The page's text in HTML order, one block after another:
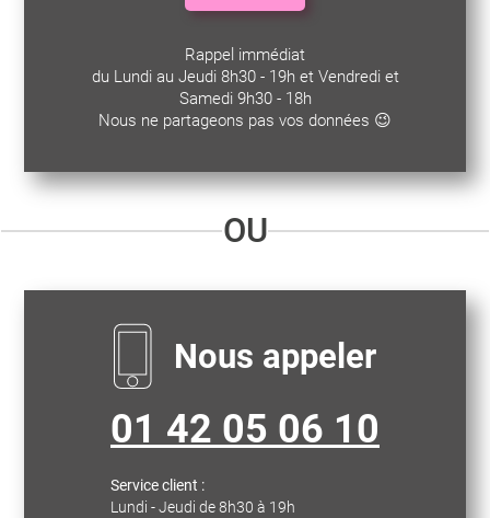
Rappel immédiat
du Lundi au Jeudi 8h30 - 19h et Vendredi et
Samedi 9h30 - 18h
Nous ne partageons pas vos données 😉
OU
Nous appeler
01 42 05 06 10
Service client :
Lundi - Jeudi de 8h30 à 19h